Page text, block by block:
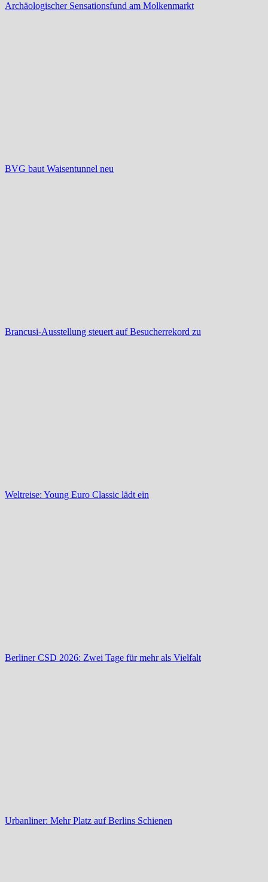
Archäologischer Sensationsfund am Molkenmarkt
BVG baut Waisentunnel neu
Brancusi-Ausstellung steuert auf Besucherrekord zu
Weltreise: Young Euro Classic lädt ein
Berliner CSD 2026: Zwei Tage für mehr als Vielfalt
Urbanliner: Mehr Platz auf Berlins Schienen